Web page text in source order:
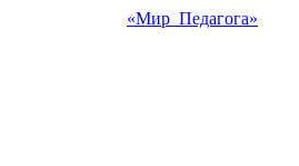
«Мир Педагога»